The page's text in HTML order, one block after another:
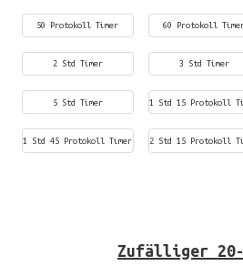
50 Protokoll Timer 60 Protokoll
2 Std Timer 3 Std Timer
5 Std Timer 1 Std 15 Protokoll
1 Std 45 Protokoll Timer 2 Std 15 Protokoll
Zufälliger 20-